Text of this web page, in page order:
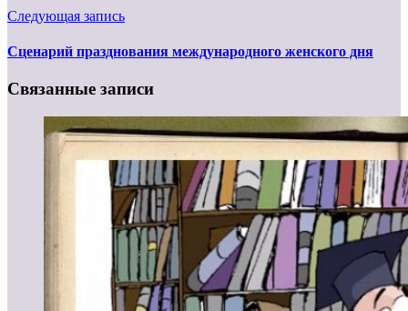
Следующая запись
Сценарий празднования международного женского дня
Связанные записи